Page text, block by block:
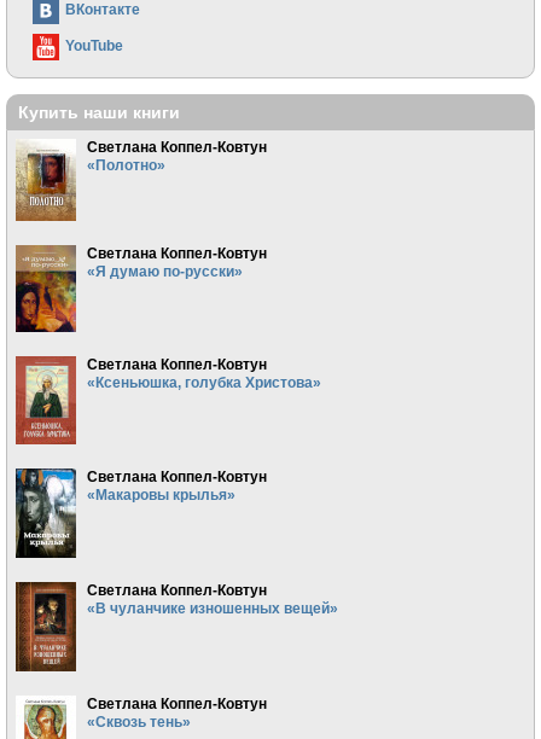
ВКонтакте
YouTube
Купить наши книги
Светлана Коппел-Ковтун
«Полотно»
Светлана Коппел-Ковтун
«Я думаю по-русски»
Светлана Коппел-Ковтун
«Ксеньюшка, голубка Христова»
Светлана Коппел-Ковтун
«Макаровы крылья»
Светлана Коппел-Ковтун
«В чуланчике изношенных вещей»
Светлана Коппел-Ковтун
«Сквозь тень»